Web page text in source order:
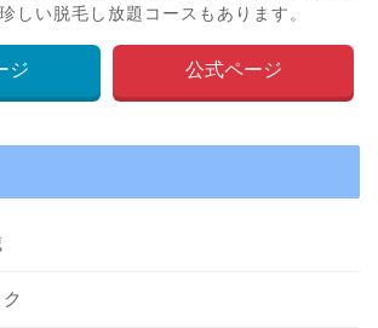
しい脱毛し放題コースもあります。
ジ 公式ページ